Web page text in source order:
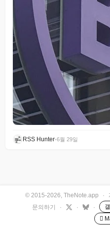
RSS Hunter•6월 29일
© 2015-2026, TheNote.app ·
문의하기
· · ·
